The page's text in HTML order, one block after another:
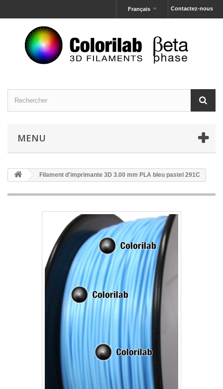
Contactez-nous
Français
MENU
Filament d'imprimante 3D 3.00 mm PLA bleu pastel 291C